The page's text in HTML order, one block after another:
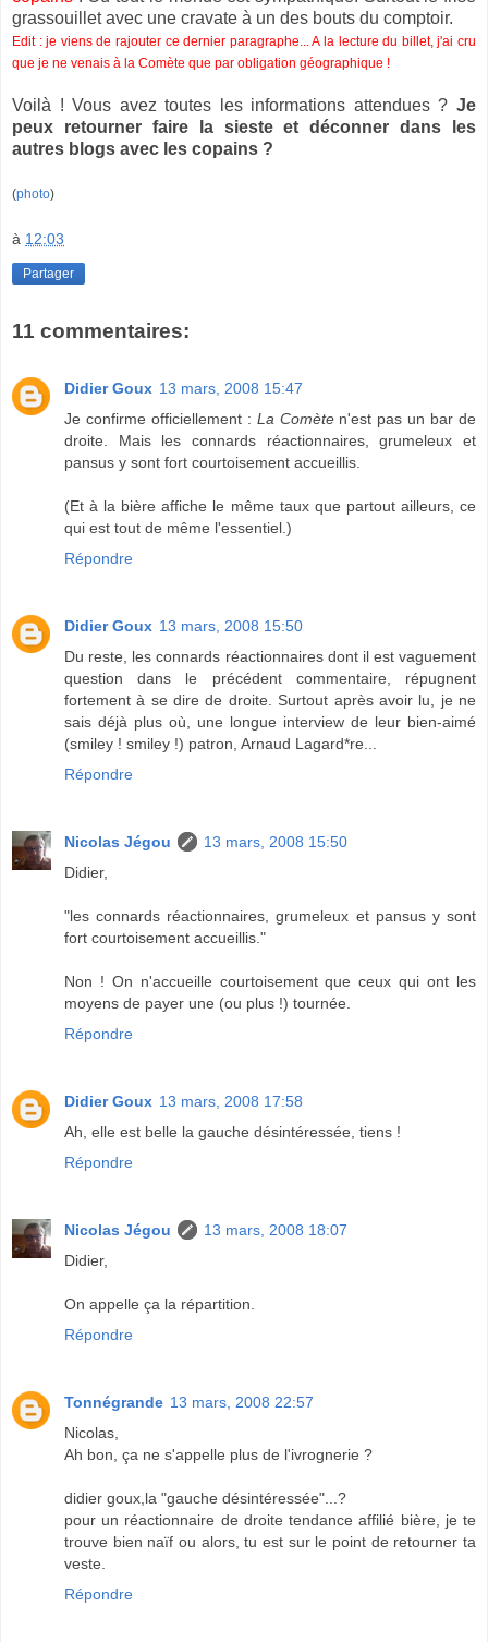
grassouillet avec une cravate à un des bouts du comptoir.
Edit : je viens de rajouter ce dernier paragraphe... A la lecture du billet, j'ai cru
que je ne venais à la Comète que par obligation géographique !
Voilà ! Vous avez toutes les informations attendues ? Je
peux retourner faire la sieste et déconner dans les
autres blogs avec les copains ?
(photo)
à 12:03
Partager
11 commentaires:
Didier Goux 13 mars, 2008 15:47
Je confirme officiellement : La Comèten'est pas un bar de
droite. Mais les connards réactionnaires, grumeleux et
pansus y sont fort courtoisement accueillis.
(Et à la bière affiche le même taux que partout ailleurs, ce
qui est tout de même l'essentiel.)
Répondre
Didier Goux 13 mars, 2008 15:50
Du reste, les connards réactionnaires dont il est vaguement
question dans le précédent commentaire, répugnent
fortement à se dire de droite. Surtout après avoir lu, je ne
sais déjà plus où, une longue interview de leur bien-aimé
(smiley ! smiley !) patron, Arnaud Lagard*re...
Répondre
Nicolas Jégou
13 mars, 2008 15:50
Didier,
"les connards réactionnaires, grumeleux et pansus y sont
fort courtoisement accueillis."
Non ! On n'accueille courtoisement que ceux qui ont les
moyens de payer une (ou plus !) tournée.
Répondre
Didier Goux 13 mars, 2008 17:58
Ah, elle est belle la gauche désintéressée, tiens !
Répondre
Nicolas Jégou
13 mars, 2008 18:07
Didier,
On appelle ça la répartition.
Répondre
Tonnégrande 13 mars, 2008 22:57
Nicolas,
Ah bon, ça ne s'appelle plus de l'ivrognerie ?
didier goux,la "gauche désintéressée"...?
pour un réactionnaire de droite tendance affilié bière, je te
trouve bien naïf ou alors, tu est sur le point de retourner ta
veste.
Répondre